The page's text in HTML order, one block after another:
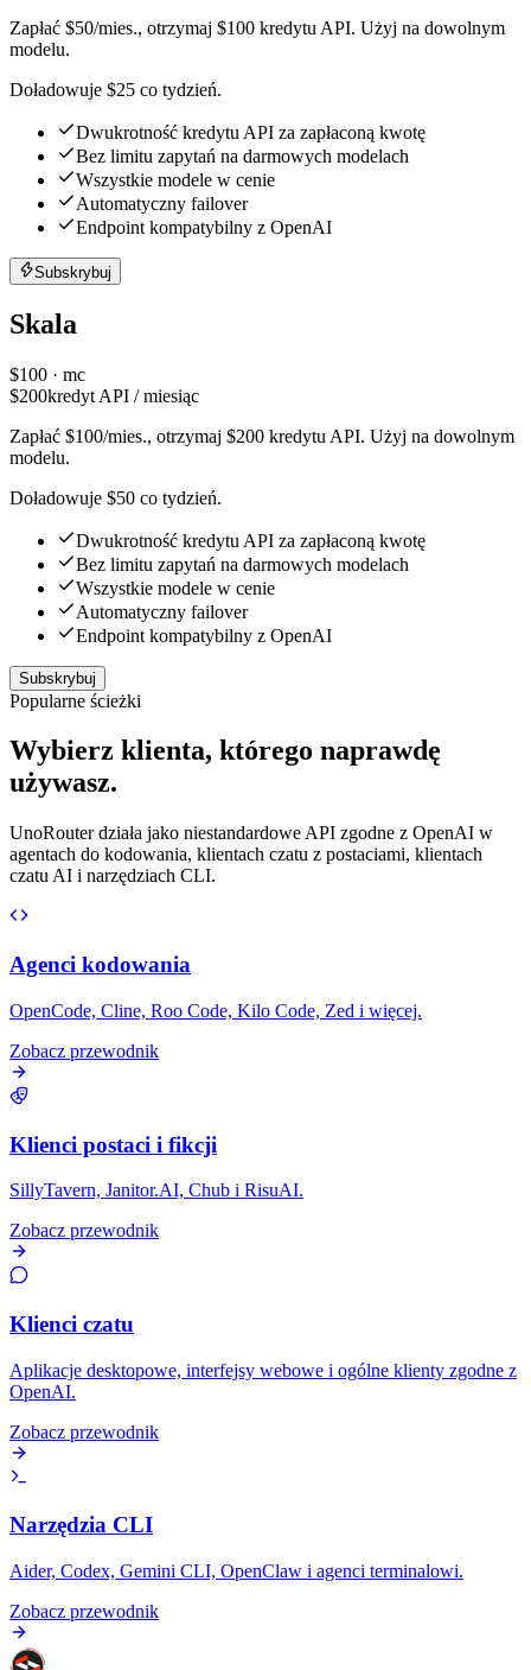
Zapłać $50/mies., otrzymaj $100 kredytu API. Użyj na dowolnym
modelu.
Doładowuje $25 co tydzień.
Dwukrotność kredytu API za zapłaconą kwotę
Bez limitu zapytań na darmowych modelach
Wszystkie modele w cenie
Automatyczny failover
Endpoint kompatybilny z OpenAI
Subskrybuj
Skala
$100 · mc
$200kredyt API / miesiąc
Zapłać $100/mies., otrzymaj $200 kredytu API. Użyj na dowolnym
modelu.
Doładowuje $50 co tydzień.
Dwukrotność kredytu API za zapłaconą kwotę
Bez limitu zapytań na darmowych modelach
Wszystkie modele w cenie
Automatyczny failover
Endpoint kompatybilny z OpenAI
Subskrybuj
Popularne ścieżki
Wybierz klienta, którego naprawdę
używasz.
UnoRouter działa jako niestandardowe API zgodne z OpenAI w
agentach do kodowania, klientach czatu z postaciami, klientach
czatu AI i narzędziach CLI.
Agenci kodowania
OpenCode, Cline, Roo Code, Kilo Code, Zed i więcej.
Zobacz przewodnik
Klienci postaci i fikcji
SillyTavern, Janitor.AI, Chub i RisuAI.
Zobacz przewodnik
Klienci czatu
Aplikacje desktopowe, interfejsy webowe i ogólne klienty zgodne z
OpenAI.
Zobacz przewodnik
Narzędzia CLI
Aider, Codex, Gemini CLI, OpenClaw i agenci terminalowi.
Zobacz przewodnik